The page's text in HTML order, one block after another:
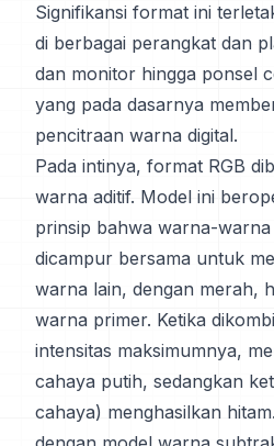
Signifikansi format ini
di berbagai perangkat dan
dan monitor hingga ponsel
yang pada dasarnya
pencitraan warna digital.
Pada intinya, format RGB
warna aditif. Model ini
prinsip bahwa warna-
dicampur bersama untuk
warna lain, dengan merah,
warna primer. Ketika
intensitas maksimumnya,
cahaya putih, sedangkan
cahaya) menghasilkan